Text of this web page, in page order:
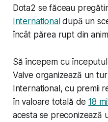
Dota2 se făceau
Internationaldupă un
încât părea rupt din
Să începem cu
Valve organizează un
International, cu premii
în valoare totală de18
acesta se preconizează